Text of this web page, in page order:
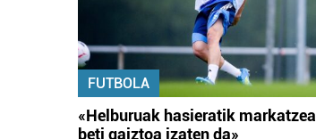
FUTBOLA
«Helburuak hasieratik markatzea
beti gaiztoa izaten da»